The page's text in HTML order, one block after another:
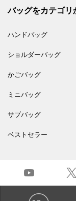
バッグをカテゴリ
ハンドバッグ
ショルダーバッグ
かごバッグ
ミニバッグ
サブバッグ
ベストセラー